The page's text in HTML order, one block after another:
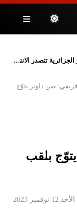
جبهة التحرير الجزائرية تتصدر الانتخابات التشريعية
صن داونز يتوّج
بلقب
الأحد 12 نوفمبر 2023